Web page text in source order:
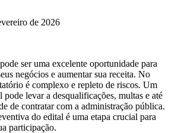
de 2026
ser uma excelente oportunidade para
negócios e aumentar sua receita. No
é complexo e repleto de riscos. Um
pode levar a desqualificações, multas e até
de contratar com a administração pública.
do edital é uma etapa crucial para
participação.